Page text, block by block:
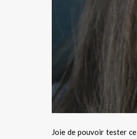
Joie de pouvoir tester ce